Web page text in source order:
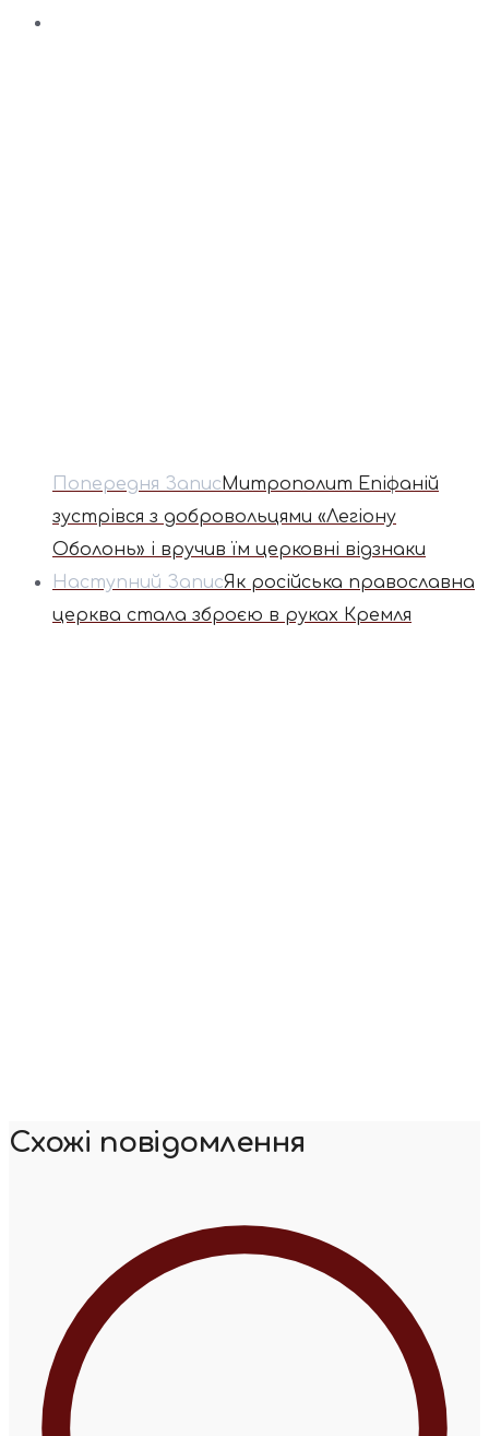
Попередня ЗаписМитрополит Епіфаній
зустрівся з добровольцями «Легіону
Оболонь» і вручив їм церковні відзнаки
Наступний ЗаписЯк російська православна
церква стала зброєю в руках Кремля
Схожі повідомлення